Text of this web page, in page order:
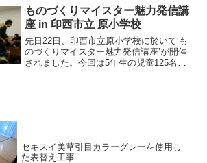
さんと私の2名。まずはイ草についての講
話。イグサの歴史や利用...
ものづくりマイスター魅力発信講
座 in 印西市立 原小学校
先日22日、印西市立原小学校に於いて‘も
のづくりマイスター魅力発信講座’が開催
されました。今回は5年生の児童125名が
セキスイ美草引目カラーグレーを使用し
た表替え工事